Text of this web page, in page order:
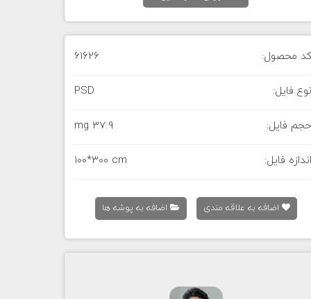
کد محصول: 61626
نوع فایل: PSD
حجم فایل: 37.9 mg
اندازه فایل: 100*300 cm
اضافه به علاقه مندی اضافه به پوشه ها